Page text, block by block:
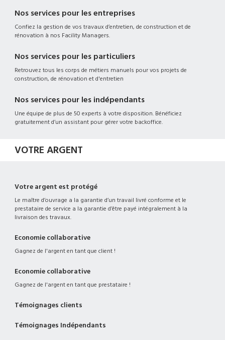
Nos services pour les entreprises
Confiez la gestion de vos travaux d’entretien, de construction et de
rénovation à nos Facility Managers.
Nos services pour les particuliers
Retrouvez tous les corps de métiers manuels pour vos projets de
construction, de rénovation et d'entretien
Nos services pour les indépendants
Une équipe de plus de 50 experts à votre disposition. Bénéficiez
gratuitement d’un assistant pour gérer votre backoffice.
VOTRE ARGENT
Votre argent est protégé
Le maître d’ouvrage a la garantie d’un travail livré conforme et le
prestataire de service a la garantie d’être payé intégralement à la
livraison des travaux.
Economie collaborative
Gagnez de l'argent en tant que client !
Economie collaborative
Gagnez de l'argent en tant que prestataire !
Témoignages clients
Témoignages Indépendants